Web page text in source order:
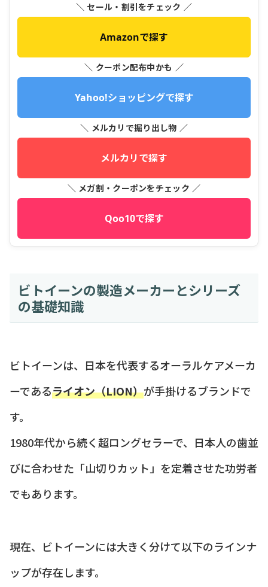
＼ セール・割引をチェック ／
Amazonで探す
＼ クーポン配布中かも ／
Yahoo!ショッピングで探す
＼ メルカリで掘り出し物 ／
メルカリで探す
＼ メガ割・クーポンをチェック ／
Qoo10で探す
ビトイーンの製造メーカーとシリーズ
の基礎知識
ビトイーンは、日本を代表するオーラルケアメーカ
ーであるライオン（LION）が手掛けるブランドで
す。
1980年代から続く超ロングセラーで、日本人の歯並
びに合わせた「山切りカット」を定着させた功労者
でもあります。
現在、ビトイーンには大きく分けて以下のラインナ
ップが存在します。